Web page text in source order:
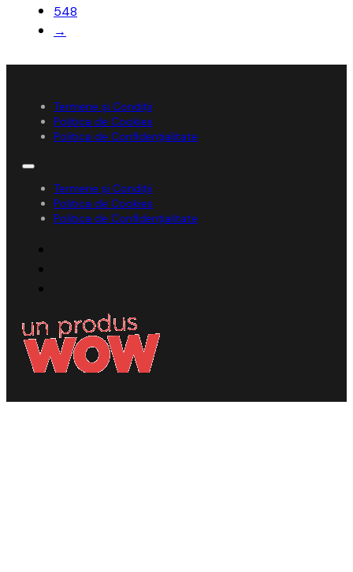
548
→
Termene și Condiții
Politica de Cookies
Politica de Confidențialitate
Termene și Condiții
Politica de Cookies
Politica de Confidențialitate